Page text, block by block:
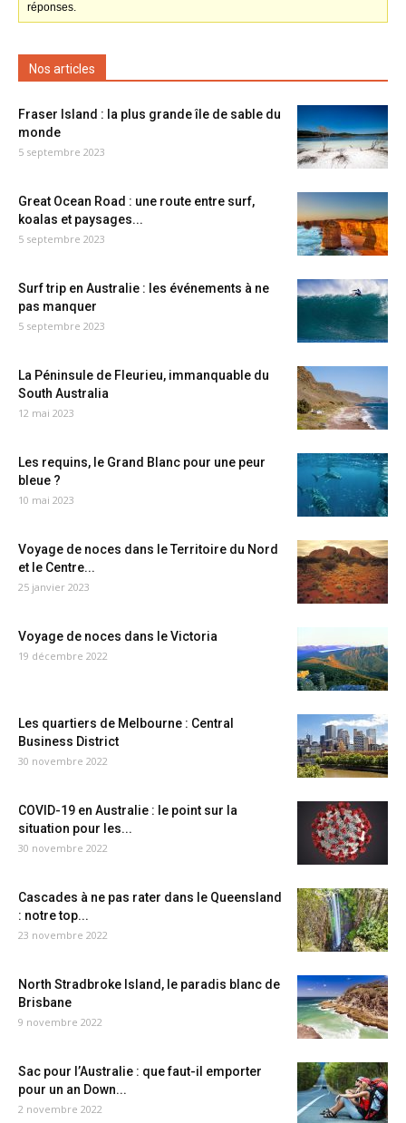
réponses.
Nos articles
Fraser Island : la plus grande île de sable du
monde
5 septembre 2023
Great Ocean Road : une route entre surf,
koalas et paysages...
5 septembre 2023
Surf trip en Australie : les événements à ne
pas manquer
5 septembre 2023
La Péninsule de Fleurieu, immanquable du
South Australia
12 mai 2023
Les requins, le Grand Blanc pour une peur
bleue ?
10 mai 2023
Voyage de noces dans le Territoire du Nord
et le Centre...
25 janvier 2023
Voyage de noces dans le Victoria
19 décembre 2022
Les quartiers de Melbourne : Central
Business District
30 novembre 2022
COVID-19 en Australie : le point sur la
situation pour les...
30 novembre 2022
Cascades à ne pas rater dans le Queensland
: notre top...
23 novembre 2022
North Stradbroke Island, le paradis blanc de
Brisbane
9 novembre 2022
Sac pour l’Australie : que faut-il emporter
pour un an Down...
2 novembre 2022